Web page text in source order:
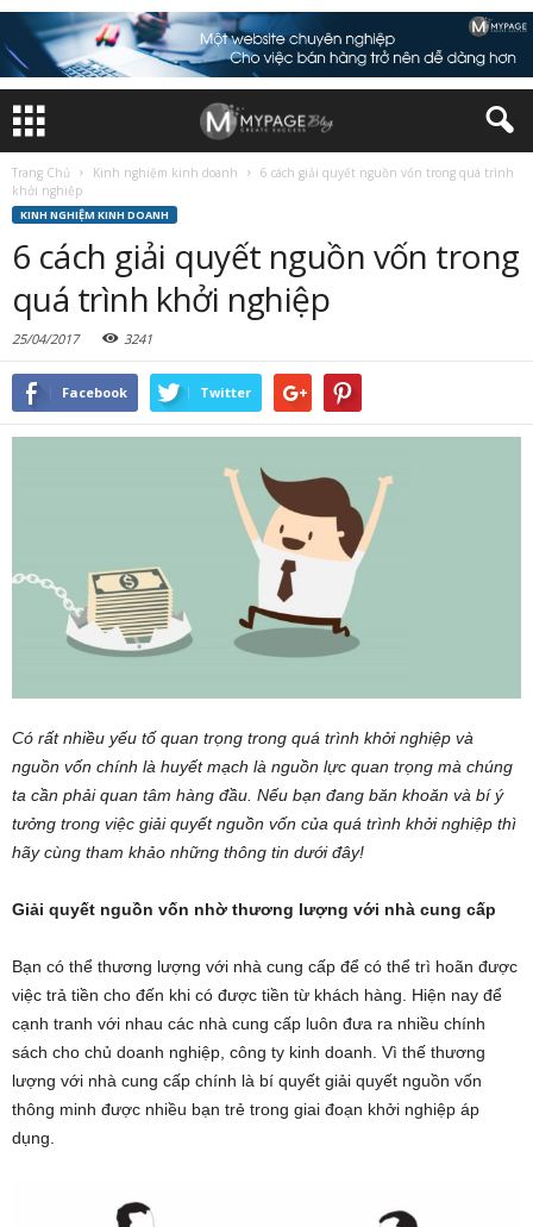
Trang Chủ Kinh nghiệm kinh doanh
6 cách giải quyết nguồn vốn trong quá trình
khởi nghiệp
KINH NGHIỆM KINH DOANH
6 cách giải quyết nguồn vốn trong
quá trình khởi nghiệp
25/04/2017 3241
Facebook Twitter
Có rất nhiều yếu tố quan trọng trong quá trình khởi nghiệp và
nguồn vốn chính là huyết mạch là nguồn lực quan trọng mà chúng
ta cần phải quan tâm hàng đầu. Nếu bạn đang băn khoăn và bí ý
tưởng trong việc giải quyết nguồn vốn của quá trình khởi nghiệp thì
hãy cùng tham khảo những thông tin dưới đây!
Giải quyết nguồn vốn nhờ thương lượng với nhà cung cấp
Bạn có thể thương lượng với nhà cung cấp để có thể trì hoãn được
việc trả tiền cho đến khi có được tiền từ khách hàng. Hiện nay để
cạnh tranh với nhau các nhà cung cấp luôn đưa ra nhiều chính
sách cho chủ doanh nghiệp, công ty kinh doanh. Vì thế thương
lượng với nhà cung cấp chính là bí quyết giải quyết nguồn vốn
thông minh được nhiều bạn trẻ trong giai đoạn khởi nghiệp áp
dụng.